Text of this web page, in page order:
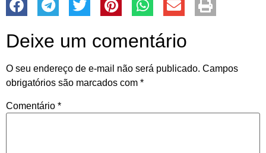
Deixe um comentário
O seu endereço de e-mail não será publicado. Campos
obrigatórios são marcados com *
Comentário *